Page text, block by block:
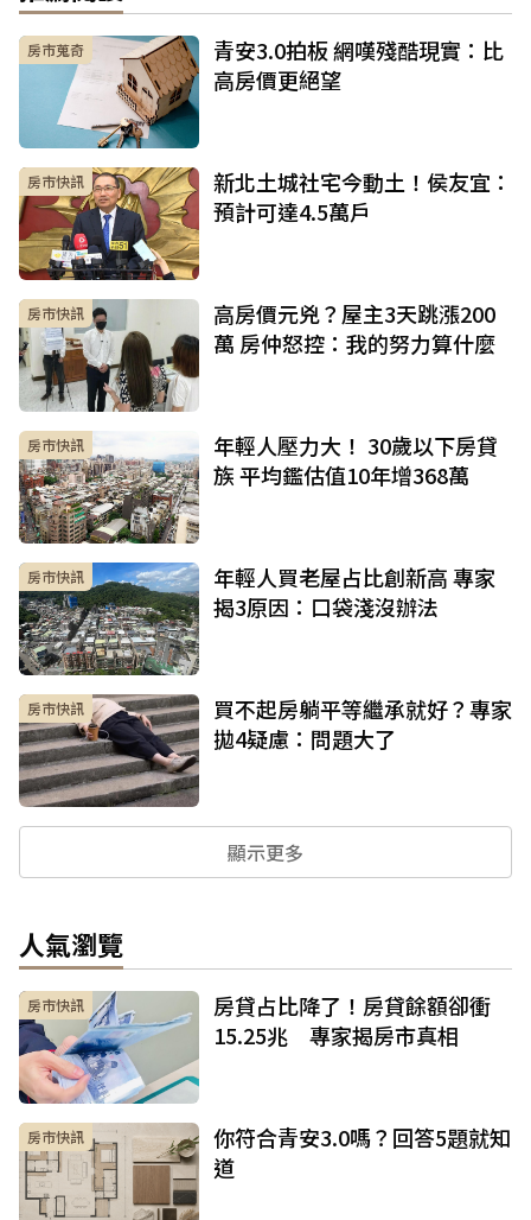
房市蒐奇
青安3.0拍板 網嘆殘酷現實：比
高房價更絕望
房市快訊
新北土城社宅今動土！侯友宜：
預計可達4.5萬戶
房市快訊
高房價元兇？屋主3天跳漲200
萬 房仲怒控：我的努力算什麼
房市快訊
年輕人壓力大！ 30歲以下房貸
族 平均鑑估值10年增368萬
房市快訊
年輕人買老屋占比創新高 專家
揭3原因：口袋淺沒辦法
房市快訊
買不起房躺平等繼承就好？專家
拋4疑慮：問題大了
顯示更多
人氣瀏覽
房市快訊
房貸占比降了！房貸餘額卻衝
15.25兆 專家揭房市真相
房市快訊
你符合青安3.0嗎？回答5題就知
道